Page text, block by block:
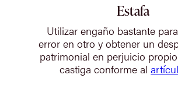
Estafa
Utilizar engaño bastante
error en otro y obtener un
patrimonial en perjuicio
castiga conforme al